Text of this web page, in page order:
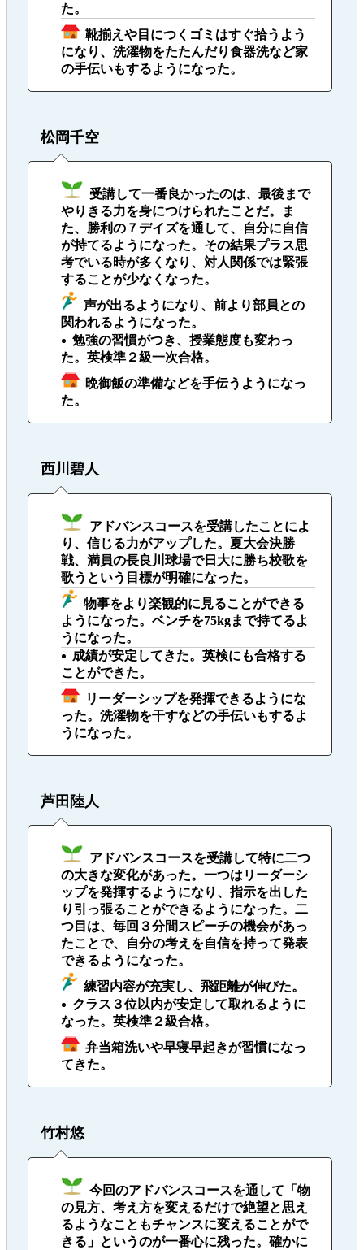
た。
靴揃えや目につくゴミはすぐ拾うよう
になり、洗濯物をたたんだり食器洗など家
の手伝いもするようになった。
松岡千空
受講して一番良かったのは、最後まで
やりきる力を身につけられたことだ。ま
た、勝利の７デイズを通して、自分に自信
が持てるようになった。その結果プラス思
考でいる時が多くなり、対人関係では緊張
することが少なくなった。
声が出るようになり、前より部員との
関われるようになった。
勉強の習慣がつき、授業態度も変わっ
た。英検準２級一次合格。
晩御飯の準備などを手伝うようになっ
た。
西川碧人
アドバンスコースを受講したことによ
り、信じる力がアップした。夏大会決勝
戦、満員の長良川球場で日大に勝ち校歌を
歌うという目標が明確になった。
物事をより楽観的に見ることができる
ようになった。ベンチを75kgまで持てるよ
うになった。
成績が安定してきた。英検にも合格する
ことができた。
リーダーシップを発揮できるようにな
った。洗濯物を干すなどの手伝いもするよ
うになった。
芦田陸人
アドバンスコースを受講して特に二つ
の大きな変化があった。一つはリーダーシ
ップを発揮するようになり、指示を出した
り引っ張ることができるようになった。二
つ目は、毎回３分間スピーチの機会があっ
たことで、自分の考えを自信を持って発表
できるようになった。
練習内容が充実し、飛距離が伸びた。
クラス３位以内が安定して取れるように
なった。英検準２級合格。
弁当箱洗いや早寝早起きが習慣になっ
てきた。
竹村悠
今回のアドバンスコースを通して「物
の見方、考え方を変えるだけで絶望と思え
るようなこともチャンスに変えることがで
きる」というのが一番心に残った。確かに